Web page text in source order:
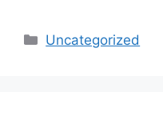
Categories
Uncategorized